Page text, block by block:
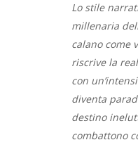
Lo stile
millenaria
calano come
riscrive la
con
diventa
destino
combattono